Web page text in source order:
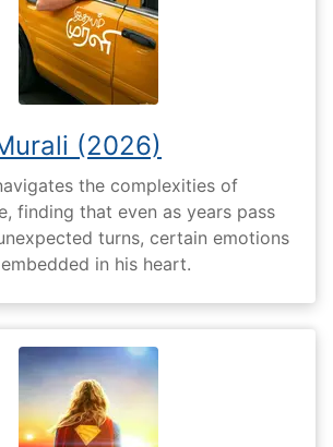
(2026)
the complexities of
finding that even as years pass
turns, certain emotions
in his heart.